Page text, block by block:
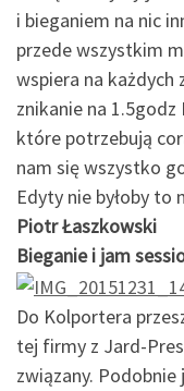
i bieganiem na nic
przede wszystkim
wspiera na każdych
znikanie na
które potrzebują
nam się wszystko
Edyty nie byłoby to
Piotr Łaszkowski
Bieganie i jam
Do Kolportera
tej firmy z Jard-
związany. Podobnie